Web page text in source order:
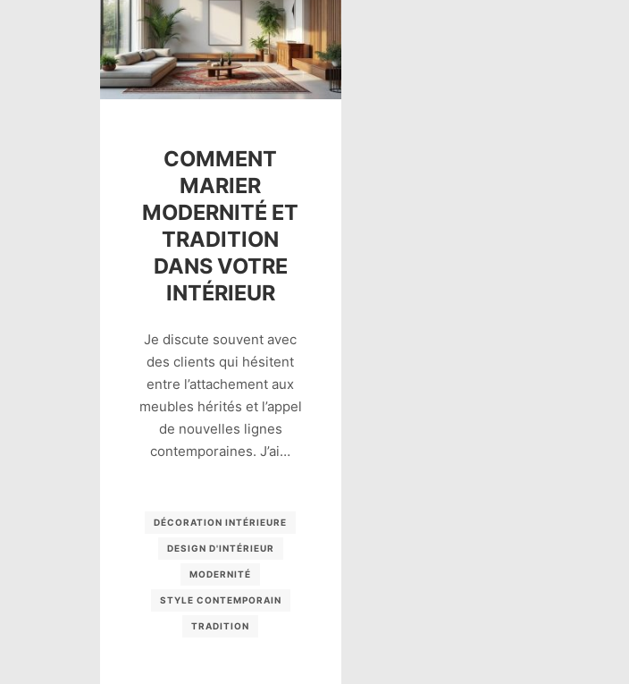
COMMENT
MARIER
MODERNITÉ ET
TRADITION
DANS VOTRE
INTÉRIEUR
Je discute souvent avec
des clients qui hésitent
entre l’attachement aux
meubles hérités et l’appel
de nouvelles lignes
contemporaines. J’ai…
DÉCORATION INTÉRIEURE
DESIGN D'INTÉRIEUR
MODERNITÉ
STYLE CONTEMPORAIN
TRADITION